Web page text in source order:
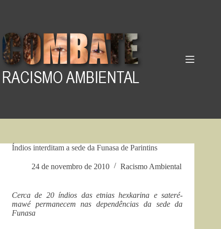
Índios interditam a sede da Funasa de Parintins
24 de novembro de 2010 Racismo Ambiental
Cerca de 20 índios das etnias hexkarina e sateré-
mawé permanecem nas dependências da sede da
Funasa